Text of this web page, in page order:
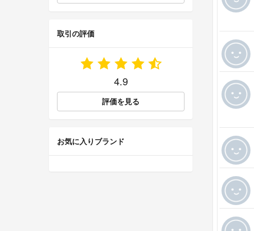
取引の評価
4.9
評価を見る
お気に入りブランド